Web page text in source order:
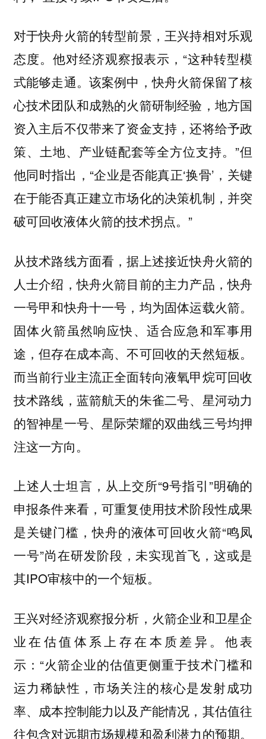
对于快舟火箭的转型前景，王兴持相对乐观
态度。他对经济观察报表示，“这种转型模
式能够走通。该案例中，快舟火箭保留了核
心技术团队和成熟的火箭研制经验，地方国
资入主后不仅带来了资金支持，还将给予政
策、土地、产业链配套等全方位支持。”但
他同时指出，“企业是否能真正‘换骨’，关键
在于能否真正建立市场化的决策机制，并突
破可回收液体火箭的技术拐点。”
从技术路线方面看，据上述接近快舟火箭的
人士介绍，快舟火箭目前的主力产品，快舟
一号甲和快舟十一号，均为固体运载火箭。
固体火箭虽然响应快、适合应急和军事用
途，但存在成本高、不可回收的天然短板。
而当前行业主流正全面转向液氧甲烷可回收
技术路线，蓝箭航天的朱雀二号、星河动力
的智神星一号、星际荣耀的双曲线三号均押
注这一方向。
上述人士坦言，从上交所“9号指引”明确的
申报条件来看，可重复使用技术阶段性成果
是关键门槛，快舟的液体可回收火箭“鸣凤
一号”尚在研发阶段，未实现首飞，这或是
其IPO审核中的一个短板。
王兴对经济观察报分析，火箭企业和卫星企
业在估值体系上存在本质差异。他表
示：“火箭企业的估值更侧重于技术门槛和
运力稀缺性，市场关注的核心是发射成功
率、成本控制能力以及产能情况，其估值往
往包含对远期市场规模和盈利潜力的预期。